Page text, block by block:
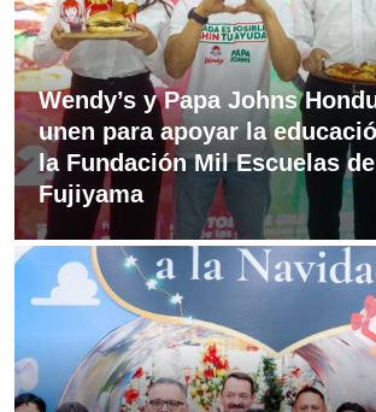
Wendy’s y Papa Johns
unen para apoyar la
la Fundación Mil Escuelas
Fujiyama